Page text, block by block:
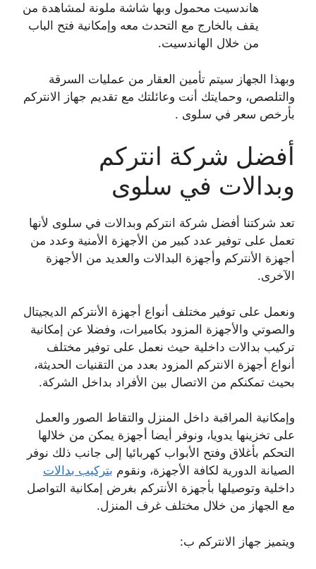
هاندسيت محمول وبها شاشة ملونة لمشاهدة من
يقف بالخارج مع التحدث معه وإمكانية فتح الباب
من خلال الهاندسيت.
وبهذا الجهاز سيتم تأمين العقار من عمليات السرقة
والتلصص، وحمايتك أنت وعائلتك مع تقديم جهاز الانتركم
بأرخص سعر في سلوى .
أفضل شركة انتركم
وبدالات في سلوى
تعد شركتنا أفضل شركة انتركم وبدالات في سلوى لأنها
تعمل على توفير عدد كبير من الأجهزة الأمنية وعدد من
أجهزة الأنتركم وأجهزة البدالات والعديد من الأجهزة
الآخرى.
ونعمل على توفير مختلف أنواع أجهزة الأنتركم الديجيتال
والصوتي والأجهزة المزود بكاميرات، وفضلا عن إمكانية
تركيب بدالات داخلية حيث نعمل على توفير مختلف
أنواع أجهزة الانتركم المزود بعدد من التقنيات الحديثة،
بحيث تمكنكم من الاتصال بين الأفراد بداخل الشركة.
وإمكانية المراقبة داخل المنزل والتقاط الصور والعمل
على تخزينها يدويا، ونوفر أيضا أجهزة يمكن من خلالها
التحكم بأغلاق وفتح الأبواب كهربائيا إلى جانب ذلك نوفر
الصيانة الدورية لكافة الأجهزة، ونقوم بتركيب بدالات
داخلية وتوصيلها بأجهزة الأنتركم بغرض إمكانية التواصل
مع الجهاز من خلال مختلف غرف المنزل.
ويتميز جهاز الانتركم ب: